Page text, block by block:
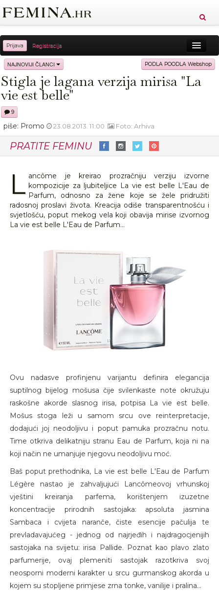
Prijava Registracija
Sreća Zdravlje Vitkost
Moda Ljubav Relax Putovanja Recepti
NAJNOVIJI ČLANCI PODLA POODLA Webshop
Stigla je lagana verzija mirisa "La
vie est belle"
9
piše: Promo 23.08.2013. 11:00 Foto: Arhiva
PRATITE FEMINU
L ancôme je kreirao prozračniju verziju izvorne
kompozicije za ljubiteljice La vie est belle L'Eau de
Parfum, odnosno za žene koje se žele pridružiti
radosnoj proslavi života. Kreacija odiše transparentnošću i
svjetlošću, poput mekog vela koji obavija mirise izvornog
La vie est belle L'Eau de Parfum...
Ovu nadasve profinjenu varijantu definira elegancija
suptilnog bijelog mošusa čije svilenkaste note okružuju
raskošne akorde slasnog irisa, potpisa La vie est belle.
Mošus stoga leži u samom srcu ove reinterpretacije,
dodajući joj neodoljivu i poput pamuka prozračnu notu.
Time otkriva delikatniju stranu Eau de Parfum, koja ni na
koji način ne umanjuje njegovu neodoljivu moć.
Baš poput prethodnika, La vie est belle L'Eau de Parfum
Légère nastao je zahvaljujući Lancômeovoj vrhunskoj
vještini kreiranja parfema, korištenjem izuzetne
koncentracije prirodnih sastojaka: apsoluta jasmina
Sambaca i cvijeta naranče, čiste esencije pačulija te
prevladavajućeg - jednog od najrjeđih i najdragocjenijih
sastojaka na svijetu: irisa Pallide. Poznat kao plavo zlato
parfumerije, ovaj plemeniti sastojak razotkriva svoj
neosporni moderni karakter u srcu gurmanskog akorda u
kojem su stopljene primjese zrna tonke, vanilije i pralina...